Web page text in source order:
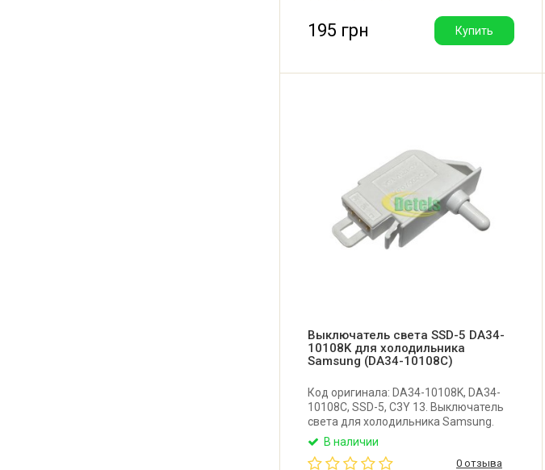
195 грн Купить
Выключатель света SSD-5 DA34-
10108K для холодильника
Samsung (DA34-10108C)
Код оригинала: DA34-10108K, DA34-
10108C, SSD-5, C3Y 13. Выключатель
света для холодильника Samsung.
AC125V 1,5A, AC250V 0,5A.
Производитель: Nakagawa (Япония).
В наличии
0 отзыва